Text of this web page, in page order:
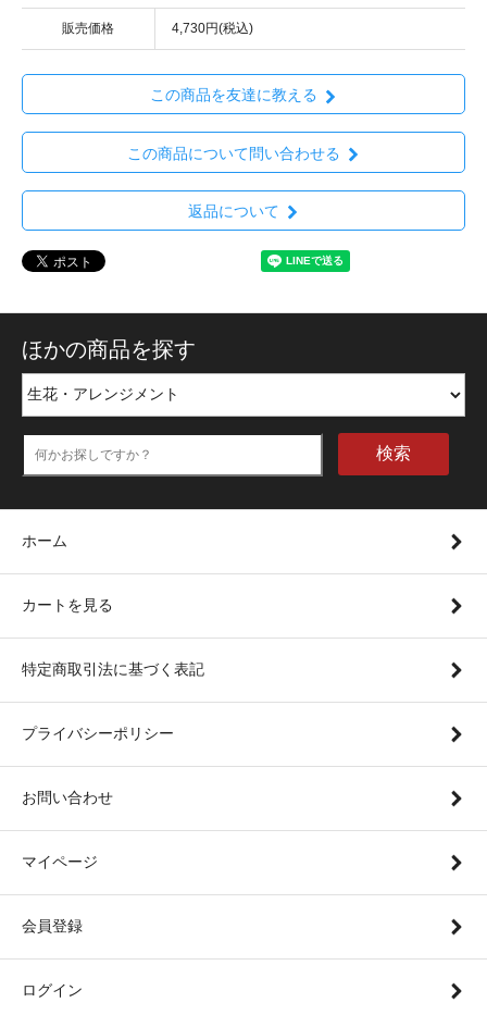
販売価格 4,730円(税込)
この商品を友達に教える
この商品について問い合わせる
返品について
ほかの商品を探す
検索
ホーム
カートを見る
特定商取引法に基づく表記
プライバシーポリシー
お問い合わせ
マイページ
会員登録
ログイン